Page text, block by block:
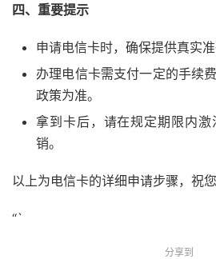
四、重要提示
申请电信卡时，确保提供真实准
办理电信卡需支付一定的手续
政策为准。
拿到卡后，请在规定期限内
销。
以上为电信卡的详细申请步骤，祝您
“`
分享到